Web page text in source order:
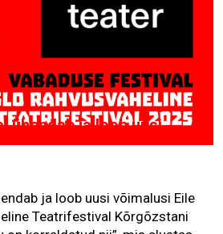
ühendab ja loob uusi
ja loob uusi võimalusi Eile
Teatrifestival Kõrgõzstani